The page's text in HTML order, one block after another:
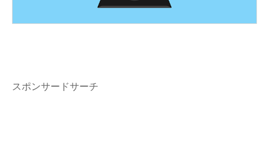
スポンサードサーチ